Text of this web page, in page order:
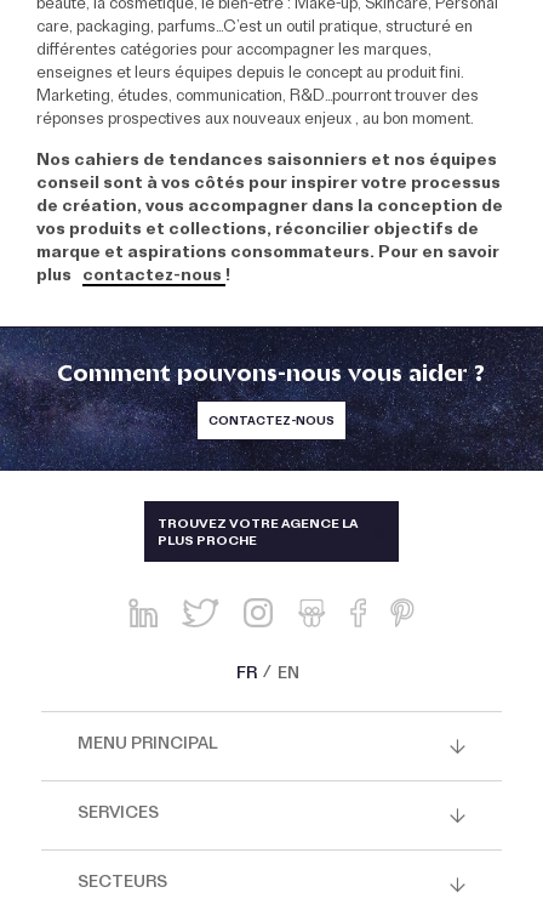
beauté, la cosmétique, le bien-être : Make-up, Skincare, Personal
care, packaging, parfums…C’est un outil pratique, structuré en
différentes catégories pour accompagner les marques,
enseignes et leurs équipes depuis le concept au produit fini.
Marketing, études, communication, R&D…pourront trouver des
réponses prospectives aux nouveaux enjeux , au bon moment.
Nos cahiers de tendances saisonniers et nos équipes
conseil sont à vos côtés pour inspirer votre processus
de création, vous accompagner dans la conception de
vos produits et collections, réconcilier objectifs de
marque et aspirations consommateurs. Pour en savoir
plus contactez-nous!
Comment pouvons-nous vous aider ?
CONTACTEZ-NOUS
TROUVEZ VOTRE AGENCE LA
PLUS PROCHE
TAÏWAN
ALLEMAGNE, AUTRICHE, SUISSE
AUSTRALIE ET NOUVELLE-
ZÉLANDE
CHINE, HONG-KONG, SINGAPOUR
ÉTATS-UNIS, CANADA, MEXIQUE
FR EN
MENU PRINCIPAL
SERVICES
SECTEURS